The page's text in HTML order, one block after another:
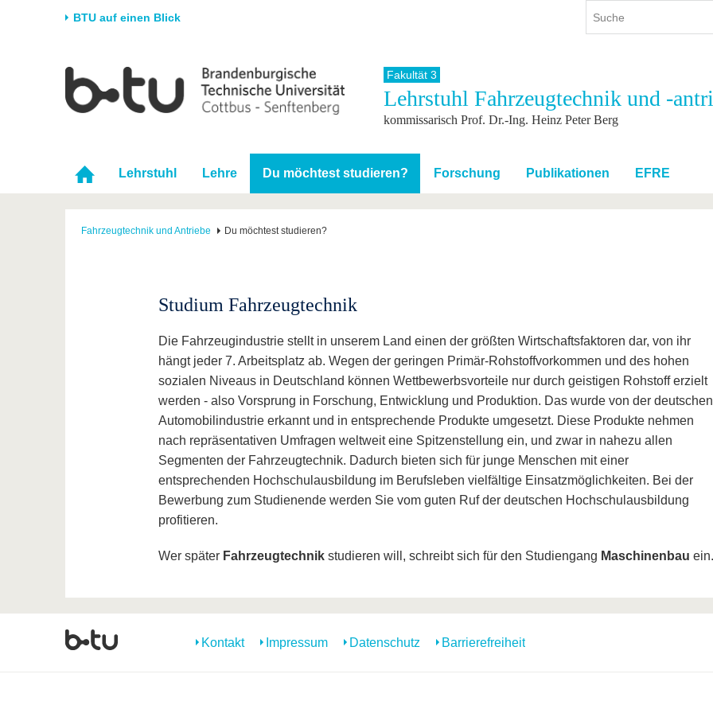
BTU auf einen Blick
Universität
Karriere & Engagement
Partnerschaften &
Strukturwandel
Forschung
Förderung
Wissenschaftlicher
Nachwuchs
Studium
Studienangebot
Im Studium
Nach dem Studium
International
Internationales Profil
Mit der BTU ins Ausland
Für internationale
Studierende
Weiterbildung
Weiterbildungsangebote
Fakultät 3
Lehrstuhl Fahrzeugtechnik und -
kommissarisch Prof. Dr.-Ing. Heinz Peter Berg
Lehrstuhl Lehre Du möchtest studieren? Forschung Publikationen EFRE
Fahrzeugtechnik und Antriebe Du möchtest studieren?
Studium Fahrzeugtechnik
Die Fahrzeugindustrie stellt in unserem Land einen der größten Wirtschaftsfaktoren dar, von ihr
hängt jeder 7. Arbeitsplatz ab. Wegen der geringen Primär-Rohstoffvorkommen und des hohen
sozialen Niveaus in Deutschland können Wettbewerbsvorteile nur durch geistigen Rohstoff erzielt
werden - also Vorsprung in Forschung, Entwicklung und Produktion. Das wurde von der deutschen
Automobilindustrie erkannt und in entsprechende Produkte umgesetzt. Diese Produkte nehmen
nach repräsentativen Umfragen weltweit eine Spitzenstellung ein, und zwar in nahezu allen
Segmenten der Fahrzeugtechnik. Dadurch bieten sich für junge Menschen mit einer
entsprechenden Hochschulausbildung im Berufsleben vielfältige Einsatzmöglichkeiten. Bei der
Bewerbung zum Studienende werden Sie vom guten Ruf der deutschen Hochschulausbildung
profitieren.
Wer später Fahrzeugtechnikstudieren will, schreibt sich für den Studiengang Maschinenbau ein.
Kontakt Impressum Datenschutz Barrierefreiheit